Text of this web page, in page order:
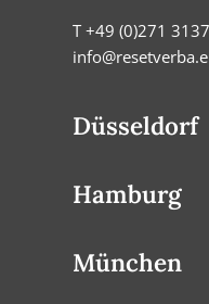
T +49 (0)271
Düsseldorf
Stadttor 1
T +49 (0)271
Hamburg
Fischertwiete 2
München